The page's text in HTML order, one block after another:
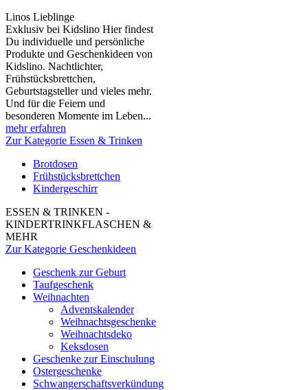
Linos Lieblinge
Exklusiv bei Kidslino Hier findest
Du individuelle und persönliche
Produkte und Geschenkideen von
Kidslino. Nachtlichter,
Frühstücksbrettchen,
Geburtstagsteller und vieles mehr.
Und für die Feiern und
besonderen Momente im Leben...
mehr erfahren
Zur Kategorie Essen & Trinken
Brotdosen
Frühstücksbrettchen
Kindergeschirr
ESSEN & TRINKEN -
KINDERTRINKFLASCHEN &
MEHR
Zur Kategorie Geschenkideen
Geschenk zur Geburt
Taufgeschenk
Weihnachten
Adventskalender
Weihnachtsgeschenke
Weihnachtsdeko
Keksdosen
Geschenke zur Einschulung
Ostergeschenke
Schwangerschaftsverkündung